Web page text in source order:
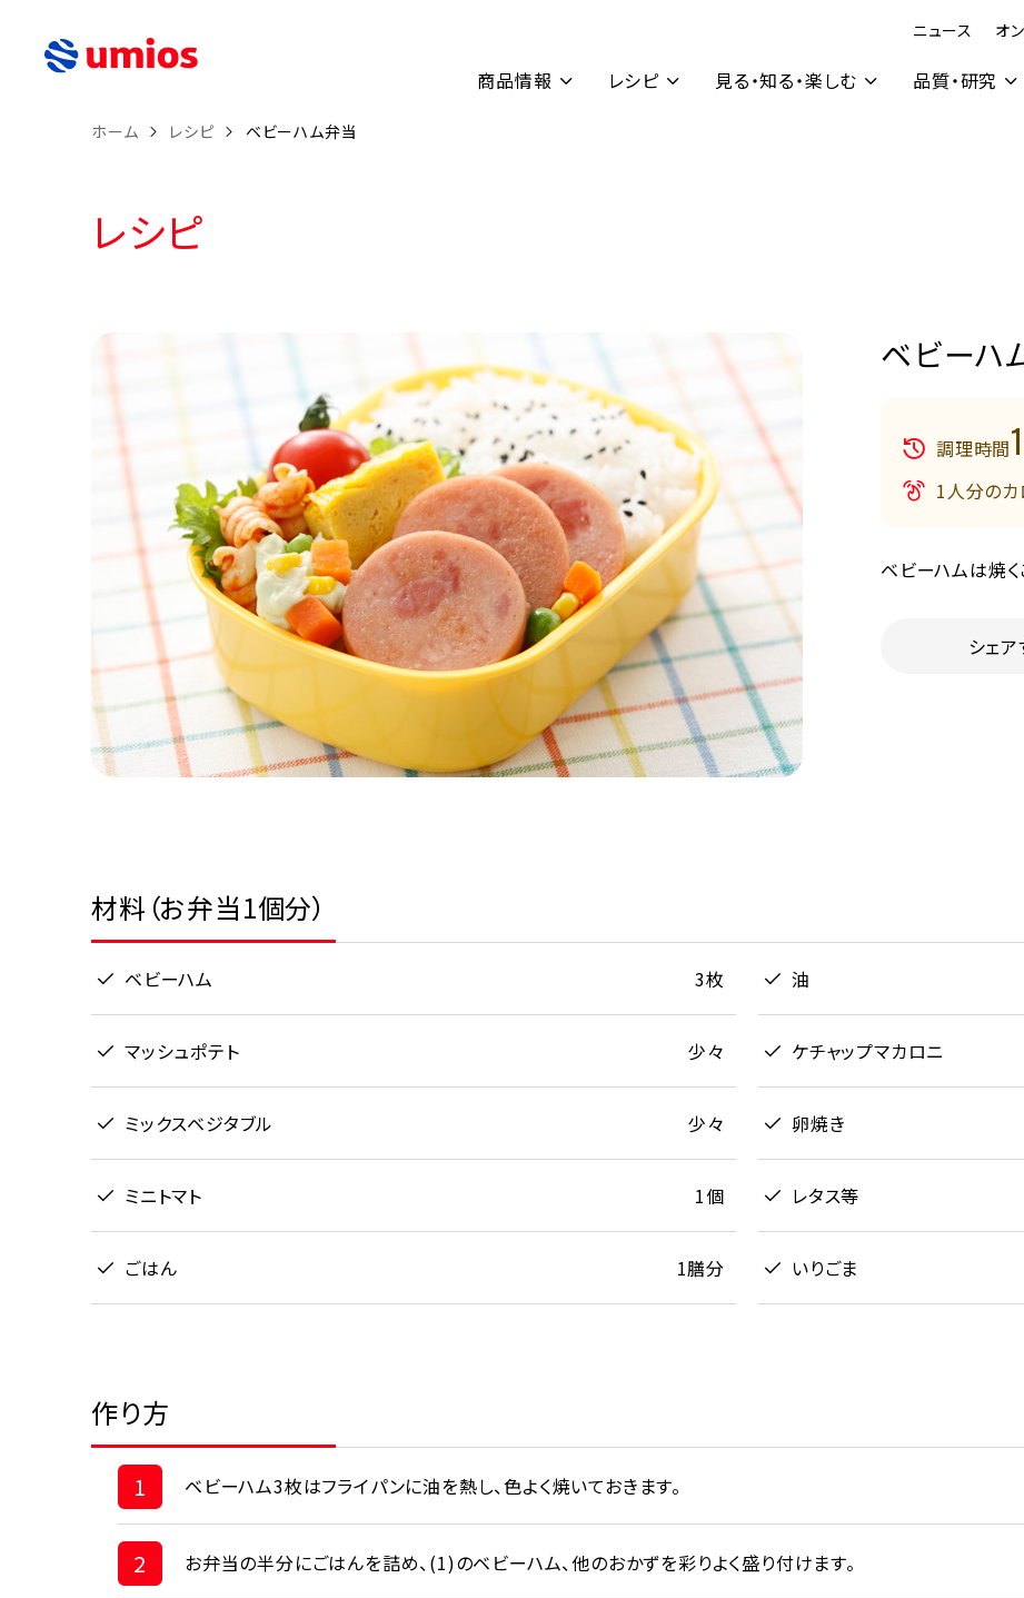
ニュース オ
商品情報 レシピ 見る・知る・楽しむ 品質・研究
ホーム レシピ ベビーハム弁当
レシピ
ベビーハ
調理時間
1人分の
ベビーハムは焼く
シェア
材料（お弁当1個分）
ベビーハム 3枚 油
マッシュポテト 少々 ケチャップマカロニ
ミックスベジタブル 少々 卵焼き
ミニトマト 1個 レタス等
ごはん 1膳分 いりごま
作り方
1 ベビーハム3枚はフライパンに油を熱し、色よく焼いておきます。
2 お弁当の半分にごはんを詰め、(1)のベビーハム、他のおかずを彩りよく盛り付けます。